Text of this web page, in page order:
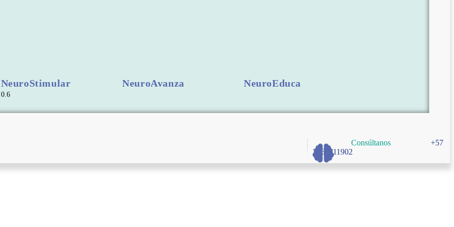
NeuroStimular NeuroAvanza NeuroEduca
Consúltanos
+57
3166711902